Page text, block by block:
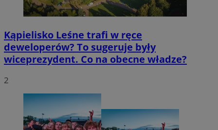
Kąpielisko Leśne trafi w ręce
deweloperów? To sugeruje były
wiceprezydent. Co na obecne władze?
2